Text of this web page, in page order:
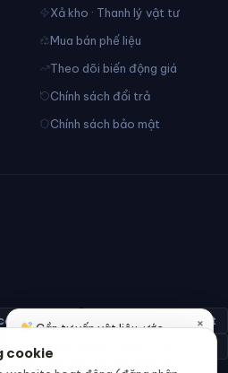
Xả kho · Thanh lý vật tư
Mua bán phế liệu
Theo dõi biến động giá
Chính sách đổi trả
Chính sách bảo mật
xác minh
Thanh toán bảo mật
báo Bộ Công Thương · đang chờ duyệt
×
Cần tư vấn vật liệu, ước
lượng khối lượng? Nhắn
Vân Nguyễn
cookie